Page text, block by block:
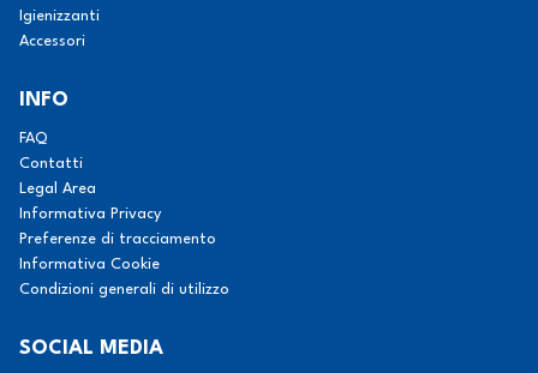
Igienizzanti
Accessori
INFO
FAQ
Contatti
Legal Area
Informativa Privacy
Preferenze di tracciamento
Informativa Cookie
Condizioni generali di utilizzo
SOCIAL MEDIA